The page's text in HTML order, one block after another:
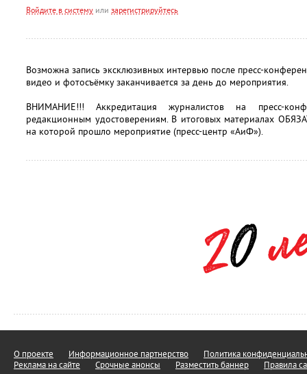
Войдите в систему или зарегистрируйтесь
Возможна запись эксклюзивных интервью после пресс-
видео и фотосъёмку заканчивается за день до мероприятия.
ВНИМАНИЕ!!! Аккредитация журналистов на пресс-
редакционным удостоверениям. В итоговых материалах
на которой прошло мероприятие (пресс-центр «АиФ»).
О проекте Информационное партнерство
Политика
Реклама на сайте
Срочные анонсы Разместить баннер Правила